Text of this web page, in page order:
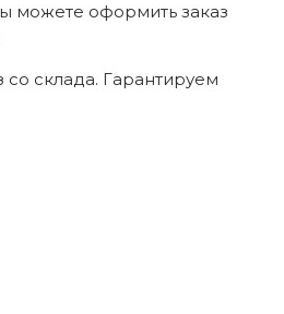
можете оформить заказ
склада. Гарантируем